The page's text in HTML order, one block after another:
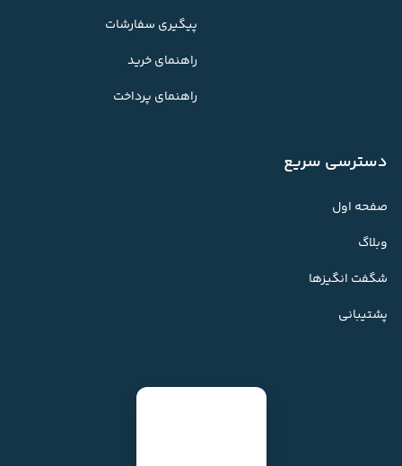
پیگیری سفارشات
راهنمای خرید
راهنمای پرداخت
دسترسی سریع
صفحه اول
وبلاگ
شگفت انگیزها
پشتیبانی